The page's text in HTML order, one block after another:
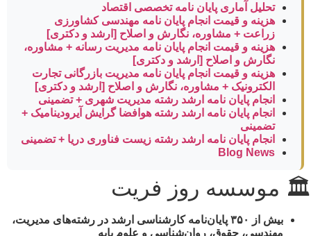
تحلیل آماری پایان نامه تخصصی اقتصاد
هزینه و قیمت انجام پایان نامه مهندسی کشاورزی
زراعت + مشاوره، نگارش و اصلاح [ارشد و دکتری]
هزینه و قیمت انجام پایان نامه مدیریت رسانه + مشاوره،
نگارش و اصلاح [ارشد و دکتری]
هزینه و قیمت انجام پایان نامه مدیریت بازرگانی تجارت
الکترونیک + مشاوره، نگارش و اصلاح [ارشد و دکتری]
انجام پایان نامه ارشد رشته مدیریت شهری + تضمینی
انجام پایان نامه ارشد رشته هوافضا گرایش آیرودینامیک +
تضمینی
انجام پایان نامه ارشد رشته زیست فناوری دریا + تضمینی
Blog News
🏛 موسسه روز فریت
بیش از ۳۵۰ پایان‌نامه کارشناسی ارشد
در رشته‌های مدیریت،
مهندسی، حقوق، روان‌شناسی و علوم پایه